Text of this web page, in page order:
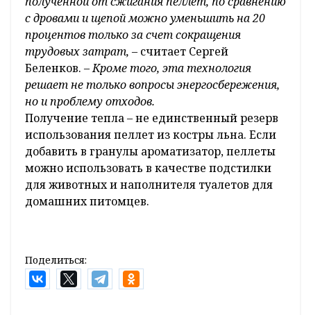
с дровами и щепой можно уменьшить на 20
процентов только за счет сокращения
трудовых затрат, – считает Сергей
Беленков. –Кроме того, эта технология
решает не только вопросы энергосбережения,
но и проблему отходов.
Получение тепла – не единственный резерв
использования пеллет из костры льна. Если
добавить в гранулы ароматизатор, пеллеты
можно использовать в качестве подстилки
для животных и наполнителя туалетов для
домашних питомцев.
Поделиться: